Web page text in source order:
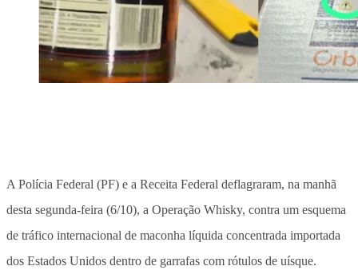
A Polícia Federal (PF) e a Receita Federal deflagraram, na manhã
desta segunda-feira (6/10), a Operação Whisky, contra um esquema
de tráfico internacional de maconha líquida concentrada importada
dos Estados Unidos dentro de garrafas com rótulos de uísque.